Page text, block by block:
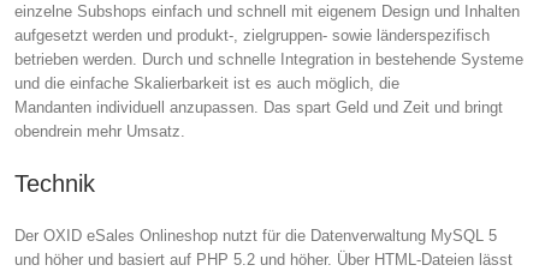
einzelne Subshops einfach und schnell mit eigenem Design und Inhalten
aufgesetzt werden und produkt-, zielgruppen- sowie länderspezifisch
betrieben werden. Durch und schnelle Integration in bestehende Systeme
und die einfache Skalierbarkeit ist es auch möglich, die
Mandanten individuell anzupassen. Das spart Geld und Zeit und bringt
obendrein mehr Umsatz.
Technik
Der OXID eSales Onlineshop nutzt für die Datenverwaltung MySQL 5
und höher und basiert auf PHP 5.2 und höher. Über HTML-Dateien lässt